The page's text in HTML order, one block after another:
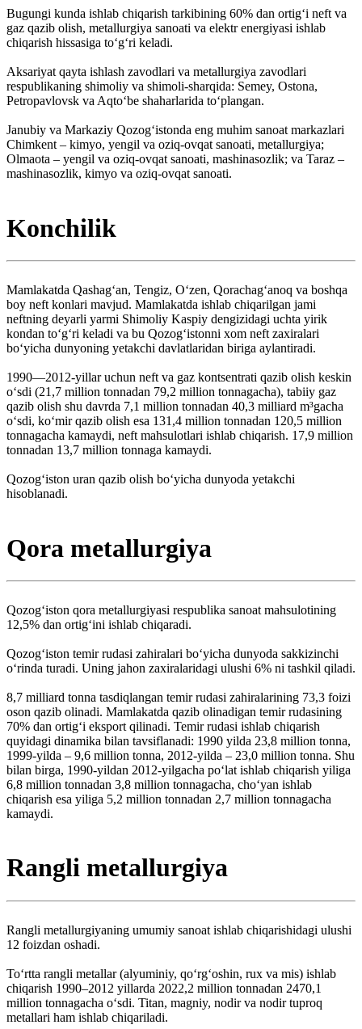
Bugungi kunda ishlab chiqarish tarkibining 60% dan ortigʻi neft va
gaz qazib olish, metallurgiya sanoati va elektr energiyasi ishlab
chiqarish hissasiga toʻgʻri keladi.
Aksariyat qayta ishlash zavodlari va metallurgiya zavodlari
respublikaning shimoliy va shimoli-sharqida: Semey, Ostona,
Petropavlovsk va Aqtoʻbe shaharlarida toʻplangan.
Janubiy va Markaziy Qozogʻistonda eng muhim sanoat markazlari
Chimkent – kimyo, yengil va oziq-ovqat sanoati, metallurgiya;
Olmaota – yengil va oziq-ovqat sanoati, mashinasozlik; va Taraz –
mashinasozlik, kimyo va oziq-ovqat sanoati.
Konchilik
Mamlakatda Qashagʻan, Tengiz, Oʻzen, Qorachagʻanoq va boshqa
boy neft konlari mavjud. Mamlakatda ishlab chiqarilgan jami
neftning deyarli yarmi Shimoliy Kaspiy dengizidagi uchta yirik
kondan toʻgʻri keladi va bu Qozogʻistonni xom neft zaxiralari
boʻyicha dunyoning yetakchi davlatlaridan biriga aylantiradi.
1990—2012-yillar uchun neft va gaz kontsentrati qazib olish keskin
oʻsdi (21,7 million tonnadan 79,2 million tonnagacha), tabiiy gaz
qazib olish shu davrda 7,1 million tonnadan 40,3 milliard m³gacha
oʻsdi, koʻmir qazib olish esa 131,4 million tonnadan 120,5 million
tonnagacha kamaydi, neft mahsulotlari ishlab chiqarish. 17,9 million
tonnadan 13,7 million tonnaga kamaydi.
Qozogʻiston uran qazib olish boʻyicha dunyoda yetakchi
hisoblanadi.
Qora metallurgiya
Qozogʻiston qora metallurgiyasi respublika sanoat mahsulotining
12,5% dan ortigʻini ishlab chiqaradi.
Qozogʻiston temir rudasi zahiralari boʻyicha dunyoda sakkizinchi
oʻrinda turadi. Uning jahon zaxiralaridagi ulushi 6% ni tashkil qiladi.
8,7 milliard tonna tasdiqlangan temir rudasi zahiralarining 73,3 foizi
oson qazib olinadi. Mamlakatda qazib olinadigan temir rudasining
70% dan ortigʻi eksport qilinadi. Temir rudasi ishlab chiqarish
quyidagi dinamika bilan tavsiflanadi: 1990 yilda 23,8 million tonna,
1999-yilda – 9,6 million tonna, 2012-yilda – 23,0 million tonna. Shu
bilan birga, 1990-yildan 2012-yilgacha poʻlat ishlab chiqarish yiliga
6,8 million tonnadan 3,8 million tonnagacha, choʻyan ishlab
chiqarish esa yiliga 5,2 million tonnadan 2,7 million tonnagacha
kamaydi.
Rangli metallurgiya
Rangli metallurgiyaning umumiy sanoat ishlab chiqarishidagi ulushi
12 foizdan oshadi.
Toʻrtta rangli metallar (alyuminiy, qoʻrgʻoshin, rux va mis) ishlab
chiqarish 1990–2012 yillarda 2022,2 million tonnadan 2470,1
million tonnagacha oʻsdi. Titan, magniy, nodir va nodir tuproq
metallari ham ishlab chiqariladi.